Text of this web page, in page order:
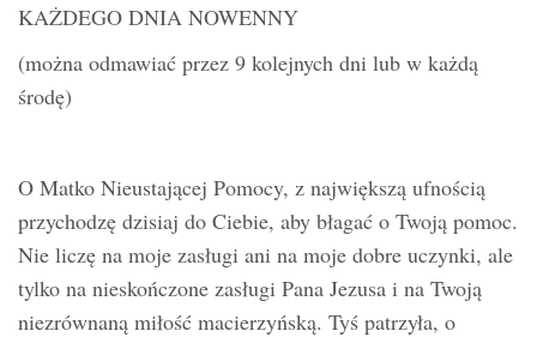
KAŻDEGO DNIA NOWENNY
(można odmawiać przez 9 kolejnych dni lub w każdą
środę)
O Matko Nieustającej Pomocy, z największą ufnością
przychodzę dzisiaj do Ciebie, aby błagać o Twoją pomoc.
Nie liczę na moje zasługi ani na moje dobre uczynki, ale
tylko na nieskończone zasługi Pana Jezusa i na Twoją
niezrównaną miłość macierzyńską. Tyś patrzyła, o